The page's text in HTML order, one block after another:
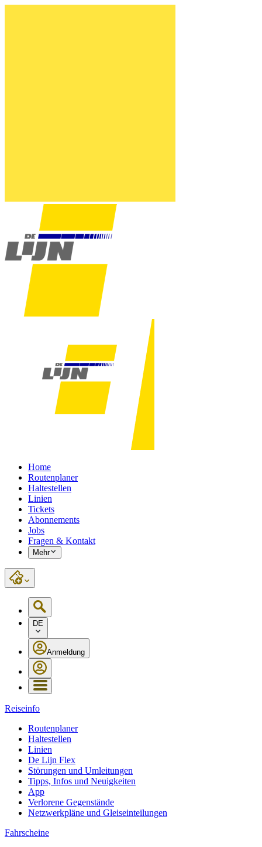
Home
Routenplaner
Haltestellen
Linien
Tickets
Abonnements
Jobs
Fragen & Kontakt
Mehr
DE
Anmeldung
Reiseinfo
Routenplaner
Haltestellen
Linien
De Lijn Flex
Störungen und Umleitungen
Tipps, Infos und Neuigkeiten
App
Verlorene Gegenstände
Netzwerkpläne und Gleiseinteilungen
Fahrscheine